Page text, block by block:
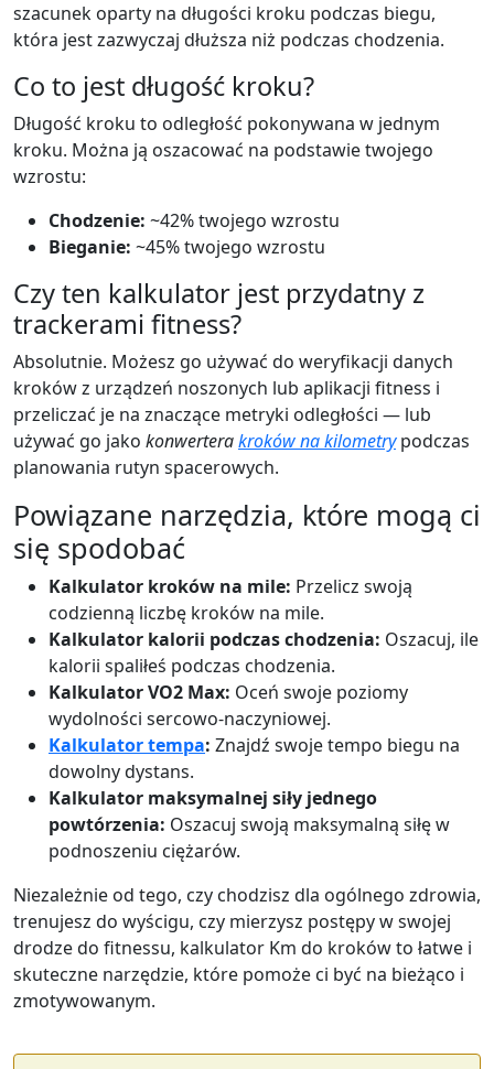
szacunek oparty na długości kroku podczas biegu,
która jest zazwyczaj dłuższa niż podczas chodzenia.
Co to jest długość kroku?
Długość kroku to odległość pokonywana w jednym
kroku. Można ją oszacować na podstawie twojego
wzrostu:
Chodzenie: ~42% twojego wzrostu
Bieganie: ~45% twojego wzrostu
Czy ten kalkulator jest przydatny z
trackerami fitness?
Absolutnie. Możesz go używać do weryfikacji danych
kroków z urządzeń noszonych lub aplikacji fitness i
przeliczać je na znaczące metryki odległości — lub
używać go jako konwerterakroków na kilometrypodczas
planowania rutyn spacerowych.
Powiązane narzędzia, które mogą ci
się spodobać
Kalkulator kroków na mile: Przelicz swoją
codzienną liczbę kroków na mile.
Kalkulator kalorii podczas chodzenia: Oszacuj, ile
kalorii spaliłeś podczas chodzenia.
Kalkulator VO2 Max: Oceń swoje poziomy
wydolności sercowo-naczyniowej.
Kalkulator tempa: Znajdź swoje tempo biegu na
dowolny dystans.
Kalkulator maksymalnej siły jednego
powtórzenia: Oszacuj swoją maksymalną siłę w
podnoszeniu ciężarów.
Niezależnie od tego, czy chodzisz dla ogólnego zdrowia,
trenujesz do wyścigu, czy mierzysz postępy w swojej
drodze do fitnessu, kalkulator Km do kroków to łatwe i
skuteczne narzędzie, które pomoże ci być na bieżąco i
zmotywowanym.